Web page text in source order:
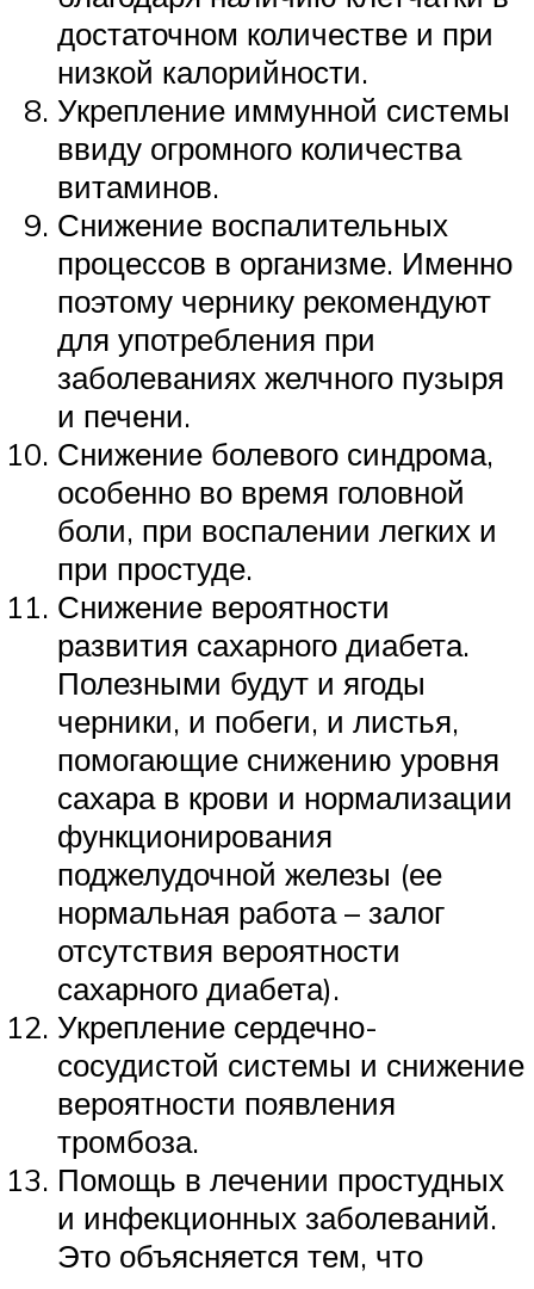
достаточном количестве и при
низкой калорийности.
Укрепление иммунной системы
ввиду огромного количества
витаминов.
Снижение воспалительных
процессов в организме. Именно
поэтому чернику рекомендуют
для употребления при
заболеваниях желчного пузыря
и печени.
Снижение болевого синдрома,
особенно во время головной
боли, при воспалении легких и
при простуде.
Снижение вероятности
развития сахарного диабета.
Полезными будут и ягоды
черники, и побеги, и листья,
помогающие снижению уровня
сахара в крови и нормализации
функционирования
поджелудочной железы (ее
нормальная работа – залог
отсутствия вероятности
сахарного диабета).
Укрепление сердечно-
сосудистой системы и снижение
вероятности появления
тромбоза.
Помощь в лечении простудных
и инфекционных заболеваний.
Это объясняется тем, что